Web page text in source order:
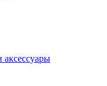
аксессуары